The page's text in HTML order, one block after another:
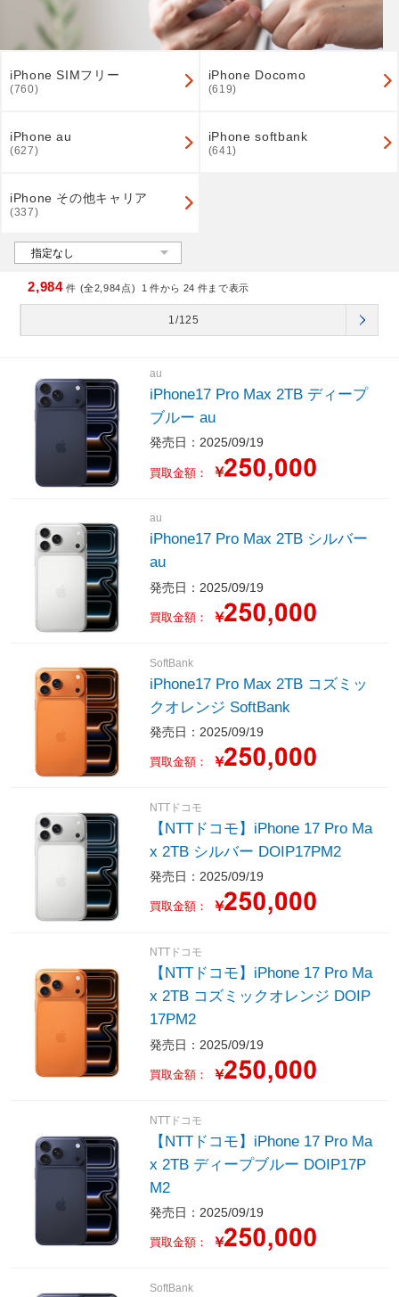
iPhone SIMフリー
(760)
iPhone Docomo
(619)
iPhone au
(627)
iPhone softbank
(641)
iPhone その他キャリア
(337)
2,984 件 (全2,984点) 1 件から 24 件まで表示
1/125
au
iPhone17 Pro Max 2TB ディープ
ブルー au
発売日：2025/09/19
買取金額： ￥
au
iPhone17 Pro Max 2TB シルバー
au
発売日：2025/09/19
買取金額： ￥
SoftBank
iPhone17 Pro Max 2TB コズミッ
クオレンジ SoftBank
発売日：2025/09/19
買取金額： ￥
NTTドコモ
【NTTドコモ】iPhone 17 Pro Ma
x 2TB シルバー DOIP17PM2
発売日：2025/09/19
買取金額： ￥
NTTドコモ
【NTTドコモ】iPhone 17 Pro Ma
x 2TB コズミックオレンジ DOIP
17PM2
発売日：2025/09/19
買取金額： ￥
NTTドコモ
【NTTドコモ】iPhone 17 Pro Ma
x 2TB ディープブルー DOIP17P
M2
発売日：2025/09/19
買取金額： ￥
SoftBank